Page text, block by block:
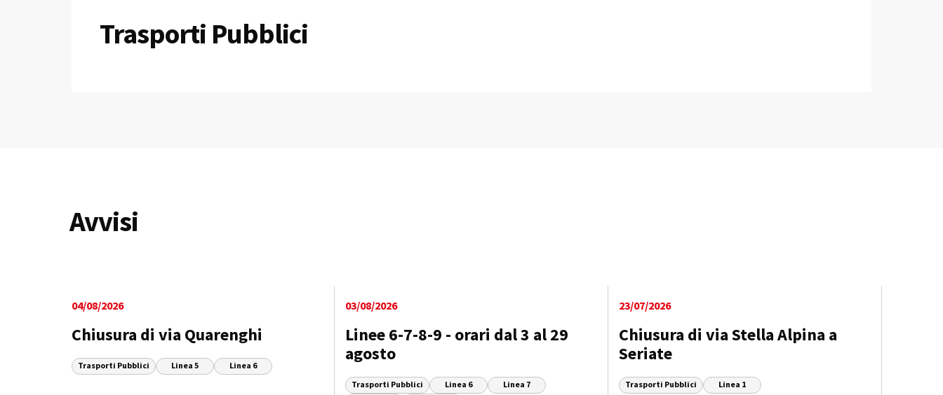
Trasporti Pubblici
Avvisi
04/08/2026
Chiusura di via Quarenghi
Trasporti Pubblici Linea 5 Linea 6
03/08/2026
Linee 6-7-8-9 - orari dal 3 al 29
agosto
Trasporti Pubblici Linea 6
Linea 7
23/07/2026
Chiusura di via Stella Alpina a
Seriate
Trasporti Pubblici Linea 1